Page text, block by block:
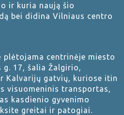
ir kuria naują šio
bei didina Vilniaus centro
plėtojama centrinėje miesto
g. 17, šalia Žalgirio,
Kalvarijų gatvių, kuriose itin
visuomeninis transportas,
kasdienio gyvenimo
greitai ir patogiai.